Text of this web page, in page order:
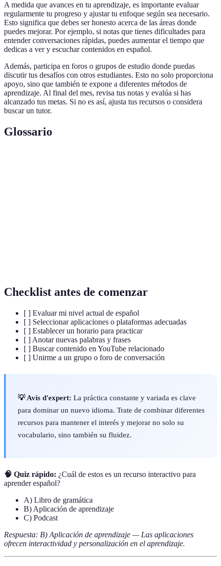
A medida que avances en tu aprendizaje, es importante evaluar
regularmente tu progreso y ajustar tu enfoque según sea necesario.
Esto significa que debes ser honesto acerca de las áreas donde
puedes mejorar. Por ejemplo, si notas que tienes dificultades para
entender conversaciones rápidas, puedes aumentar el tiempo que
dedicas a ver y escuchar contenidos en español.
Además, participa en foros o grupos de estudio donde puedas
discutir tus desafíos con otros estudiantes. Esto no solo proporciona
apoyo, sino que también te expone a diferentes métodos de
aprendizaje. Al final del mes, revisa tus notas y evalúa si has
alcanzado tus metas. Si no es así, ajusta tus recursos o considera
buscar un tutor.
Glossario
Checklist antes de comenzar
[ ] Evaluar mi nivel actual de español
[ ] Seleccionar aplicaciones o plataformas adecuadas
[ ] Establecer un horario para practicar
[ ] Anotar nuevas palabras y frases
[ ] Buscar contenido en YouTube relacionado
[ ] Unirme a un grupo o foro de conversación
💡 Avis d'expert: La práctica constante y variada es clave
para dominar un nuevo idioma. Trate de combinar diferentes
recursos para mantener el interés y mejorar no solo su
vocabulario, sino también su fluidez.
🧠 Quiz rápido: ¿Cuál de estos es un recurso interactivo para
aprender español?
A) Libro de gramática
B) Aplicación de aprendizaje
C) Podcast
Respuesta: B) Aplicación de aprendizaje — Las aplicaciones
ofrecen interactividad y personalización en el aprendizaje.